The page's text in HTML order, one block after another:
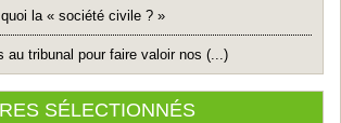
la « société civile ? »
au tribunal pour faire valoir nos (...)
SÉLECTIONNÉS